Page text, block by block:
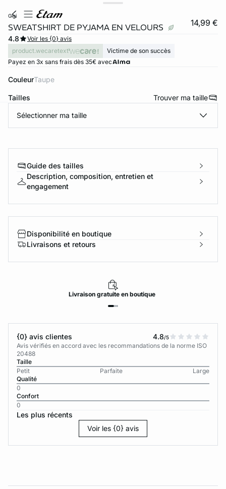
gigi
SWEATSHIRT DE PYJAMA EN VELOURS 14,99 €
4.8
Voir les {0} avis
product.wecaretext
Victime de son succès
Payez en 3x sans frais dès 35€ avec
Couleur taupe
Tailles Trouver ma taille
Sélectionner ma taille
Guide des tailles
Description, composition, entretien et
engagement
Disponibilité en boutique
Livraisons et retours
Livraisongratuiteen boutique
{0} avis clientes 4.8/5
Avis vérifiés en accord avec les recommandations de la norme ISO
20488
Taille
Petit
Parfaite
Large
Qualité
0
Confort
0
Les plus récents
Voir les {0} avis